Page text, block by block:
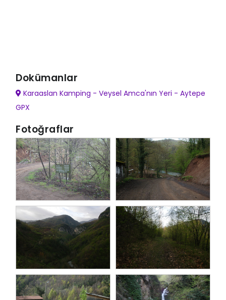
Dokümanlar
Karaaslan Kamping - Veysel Amca'nın Yeri - Aytepe
GPX
Fotoğraflar